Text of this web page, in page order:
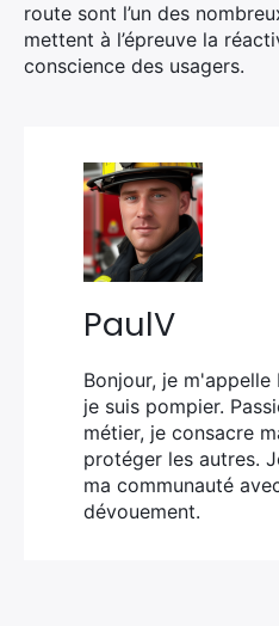
route sont l’un des
mettent à l’épreuve la
conscience des usagers.
PaulV
Bonjour, je
je suis pompier.
métier, je consacre
protéger les autres.
ma communauté
dévouement.